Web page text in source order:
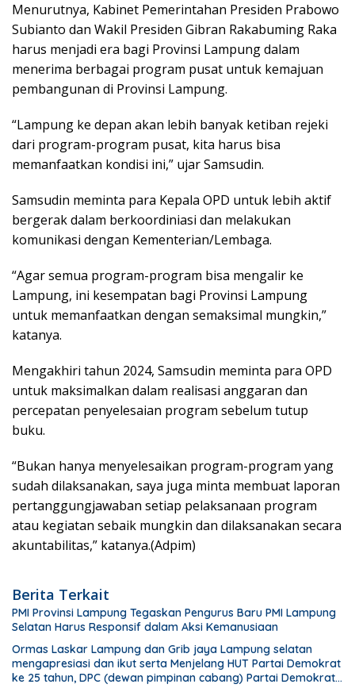
Menurutnya, Kabinet Pemerintahan Presiden Prabowo
Subianto dan Wakil Presiden Gibran Rakabuming Raka
harus menjadi era bagi Provinsi Lampung dalam
menerima berbagai program pusat untuk kemajuan
pembangunan di Provinsi Lampung.
“Lampung ke depan akan lebih banyak ketiban rejeki
dari program-program pusat, kita harus bisa
memanfaatkan kondisi ini,” ujar Samsudin.
Samsudin meminta para Kepala OPD untuk lebih aktif
bergerak dalam berkoordiniasi dan melakukan
komunikasi dengan Kementerian/Lembaga.
“Agar semua program-program bisa mengalir ke
Lampung, ini kesempatan bagi Provinsi Lampung
untuk memanfaatkan dengan semaksimal mungkin,”
katanya.
Mengakhiri tahun 2024, Samsudin meminta para OPD
untuk maksimalkan dalam realisasi anggaran dan
percepatan penyelesaian program sebelum tutup
buku.
“Bukan hanya menyelesaikan program-program yang
sudah dilaksanakan, saya juga minta membuat laporan
pertanggungjawaban setiap pelaksanaan program
atau kegiatan sebaik mungkin dan dilaksanakan secara
akuntabilitas,” katanya.(Adpim)
Berita Terkait
PMI Provinsi Lampung Tegaskan Pengurus Baru PMI Lampung
Selatan Harus Responsif dalam Aksi Kemanusiaan
Ormas Laskar Lampung dan Grib jaya Lampung selatan
mengapresiasi dan ikut serta Menjelang HUT Partai Demokrat
ke 25 tahun, DPC (dewan pimpinan cabang) Partai Demokrat